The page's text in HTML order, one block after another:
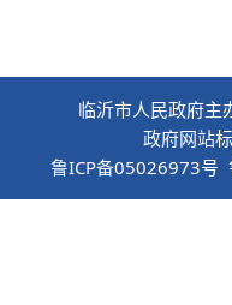
临沂市人民政府主
政府网站
鲁ICP备05026973号